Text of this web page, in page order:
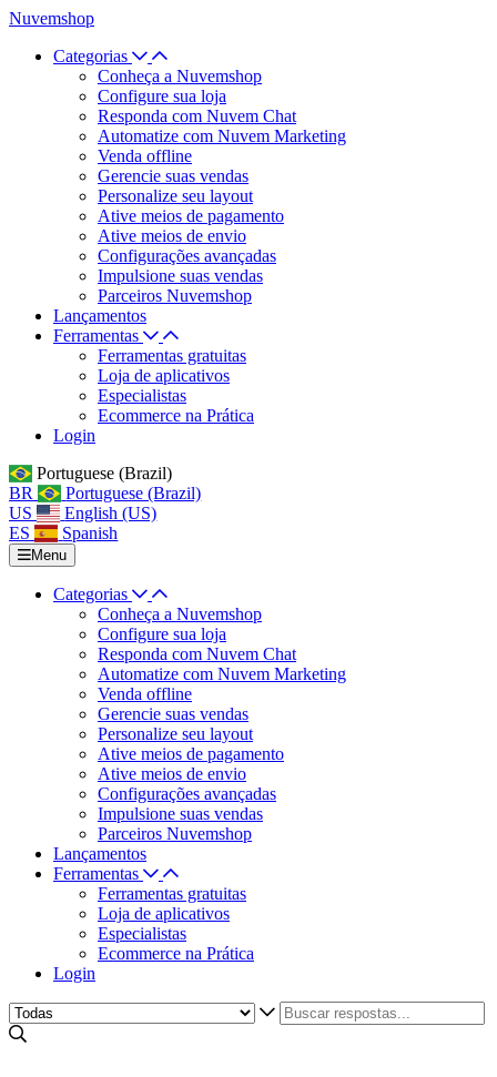
Nuvemshop
Categorias
Conheça a Nuvemshop
Configure sua loja
Responda com Nuvem Chat
Automatize com Nuvem Marketing
Venda offline
Gerencie suas vendas
Personalize seu layout
Ative meios de pagamento
Ative meios de envio
Configurações avançadas
Impulsione suas vendas
Parceiros Nuvemshop
Lançamentos
Ferramentas
Ferramentas gratuitas
Loja de aplicativos
Especialistas
Ecommerce na Prática
Login
Portuguese (Brazil)
BR
Portuguese (Brazil)
US
English (US)
ES
Spanish
Menu
Categorias
Conheça a Nuvemshop
Configure sua loja
Responda com Nuvem Chat
Automatize com Nuvem Marketing
Venda offline
Gerencie suas vendas
Personalize seu layout
Ative meios de pagamento
Ative meios de envio
Configurações avançadas
Impulsione suas vendas
Parceiros Nuvemshop
Lançamentos
Ferramentas
Ferramentas gratuitas
Loja de aplicativos
Especialistas
Ecommerce na Prática
Login